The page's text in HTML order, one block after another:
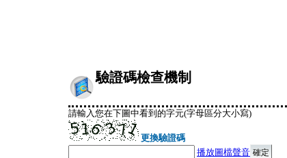
驗證碼檢查機制
請輸入您在下圖中看到的字元(字母區分大小寫)
更換驗證碼
播放圖檔聲音